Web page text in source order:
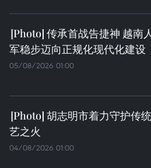
传承首战告捷神 越南
军稳步迈向正规化现代化建设
05/08/2026 01:00
胡志明市着力守护传
艺之火
04/08/2026 01:00